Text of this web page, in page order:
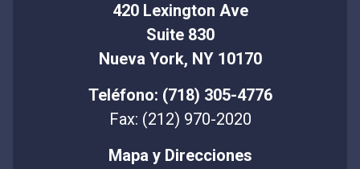
420 Lexington Ave
Suite 830
Nueva York, NY 10170
Teléfono: (718) 305-4776
Fax: (212) 970-2020
Mapa y Direcciones